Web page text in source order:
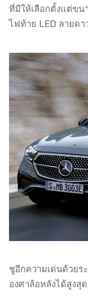
ที่มีให้เลือกตั้งแต่ขน
ไฟท้าย LED ลายด
ชูอีกความเด่นด้วยร
องศาล้อหลังได้สูงสุ